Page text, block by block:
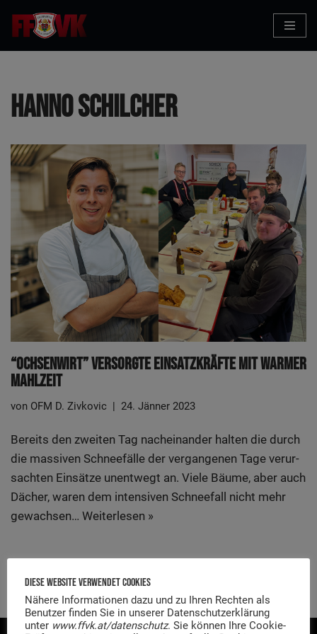
Zum
Hanno Schilcher
“Och­sen­wirt” Ver­sorg­te Ein­satz­kräf­te Mit War­mer
Mahlzeit
von OFM D. Zivkovic 24. Jänner 2023
Bereits den zwei­ten Tag nach­ein­an­der hal­ten die durch
die mas­si­ven Schnee­fäl­le der ver­gan­ge­nen Tage ver­ur­
sach­ten Ein­sät­ze unent­wegt an. Vie­le Bäu­me, aber auch
Dächer, waren dem inten­si­ven Schnee­fall nicht mehr
gewach­sen… Wei­ter­le­sen »
KONTAKT
Diese Website Verwendet Cookies
Nähere Informationen dazu und zu Ihren Rechten als
Benutzer finden Sie in unserer Datenschutzerklärung
unter www.ffvk.at/datenschutz. Sie können Ihre Cookie-